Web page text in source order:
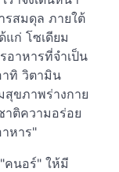
สมดุล ภายใต้
ก่ โซเดียม
อาหารที่จำเป็น
าทิ วิตามิน
สุขภาพร่างกาย
าติความอร่อย
หาร"
คนอร์" ให้มี